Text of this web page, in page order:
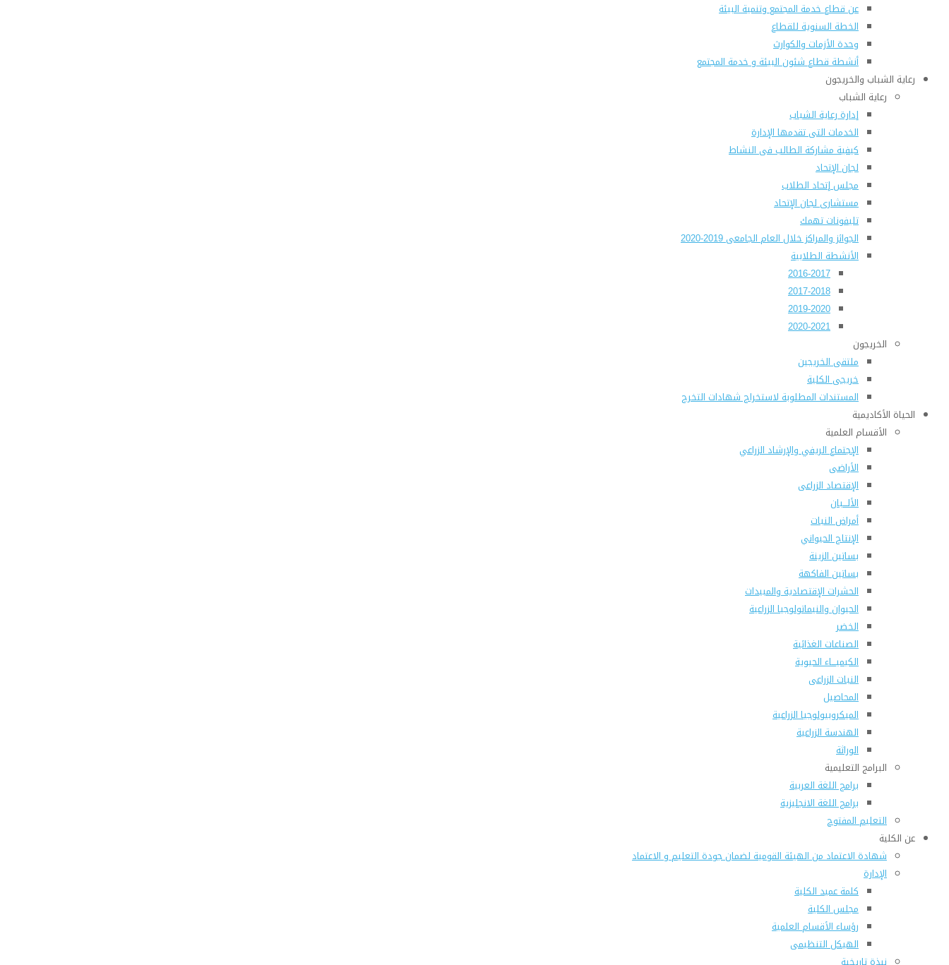
عن قطاع خدمة المجتمع وتنمية البيئة
الخطة السنوية للقطاع
وحدة الأزمات والكوارث
أنشطة قطاع شئون البيئة و خدمة المجتمع
رعاية الشباب والخريجون
رعاية الشباب
إدارة رعاية الشباب
الخدمات التى تقدمها الإدارة
كيفية مشاركة الطالب فى النشاط
لجان الإتحاد
مجلس إتحاد الطلاب
مستشارى لجان الإتحاد
تليفونات تهمك
الجوائز والمراكز خلال العام الجامعى 2019-2020
الأنشطة الطلابية
2016-2017
2017-2018
2019-2020
2020-2021
الخريجون
ملتقى الخريجين
خريجى الكلية
المستندات المطلوبة لاستخراج شهادات التخرج
الحياة الأكاديمية
الأقسام العلمية
الإجتماع الريفي والإرشاد الزراعي
الأراضى
الإقتصاد الزراعى
الألـــبان
أمراض النبات
الإنتاج الحيواني
بساتين الزينة
بساتين الفاكهة
الحشرات الإقتصادية والمبيدات
الحيوان والنيماتولوجيا الزراعية
الخضر
الصناعات الغذائية
الكيميـــاء الحيوية
النبات الزراعى
المحاصيل
الميكروبيولوجيا الزراعية
الهندسة الزراعية
الوراثة
البرامج التعليمية
برامج اللغة العربية
برامج اللغة الانجليزية
التعليم المفتوح
عن الكلية
شهادة الاعتماد من الهيئة القومية لضمان جودة التعليم و الاعتماد
الإدارة
كلمة عميد الكلية
مجلس الكلية
رؤساء الأقسام العلمية
الهيكل التنظيمى